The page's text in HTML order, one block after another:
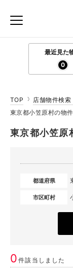
最近見た
0
TOP
店舗物件検索
東京都小笠原村の物
東京都小笠原
都道府県
市区町村
0件該当しました